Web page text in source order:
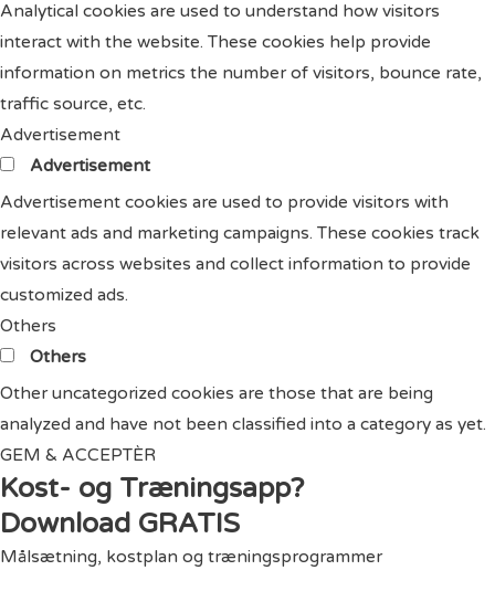
Analytical cookies are used to understand how visitors
interact with the website. These cookies help provide
information on metrics the number of visitors, bounce rate,
traffic source, etc.
Advertisement
Advertisement
Advertisement cookies are used to provide visitors with
relevant ads and marketing campaigns. These cookies track
visitors across websites and collect information to provide
customized ads.
Others
Others
Other uncategorized cookies are those that are being
analyzed and have not been classified into a category as yet.
GEM & ACCEPTÈR
Kost- og Træningsapp?
Download GRATIS
Målsætning, kostplan og træningsprogrammer